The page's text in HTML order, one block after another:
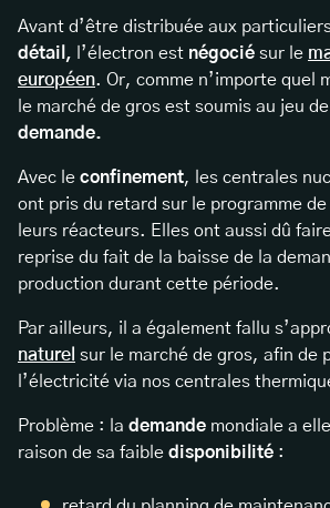
Avant d’être distribuée aux
détail, l’électron est négocié sur le
européen. Or, comme n’importe quel
le marché de gros est soumis au jeu de
demande.
Avec le confinement, les centrales
ont pris du retard sur le programme
leurs réacteurs. Elles ont aussi dû
reprise du fait de la baisse de la
production durant cette période.
Par ailleurs, il a également fallu
naturel sur le marché de gros, afin de
l’électricité via nos centrales
Problème : la demande mondiale a
raison de sa faible disponibilité :